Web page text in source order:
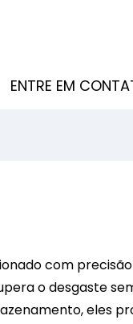
ENTRE EM
com
o desgaste
eles